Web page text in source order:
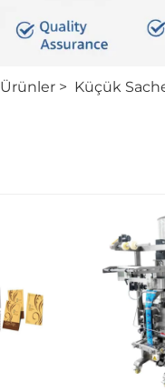
Ürünler> Küçük